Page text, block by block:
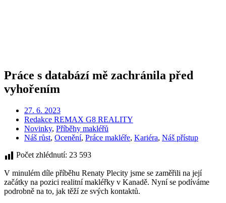
Práce s databází mě zachránila před
vyhořením
27. 6. 2023
Redakce REMAX G8 REALITY
Novinky, Příběhy makléřů
Náš růst, Ocenění, Práce makléře, Kariéra, Náš přístup
Počet zhlédnutí: 23 593
V minulém díle příběhu Renaty Plecity jsme se zaměřili na její
začátky na pozici realitní makléřky v Kanadě. Nyní se podíváme
podrobně na to, jak těží ze svých kontaktů.